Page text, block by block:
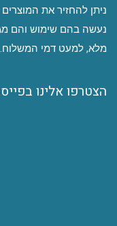
ניתן להחזיר את
נעשה בהם שימוש והם
מלא, למעט דמי המשלוח.
הצטרפו אלינו